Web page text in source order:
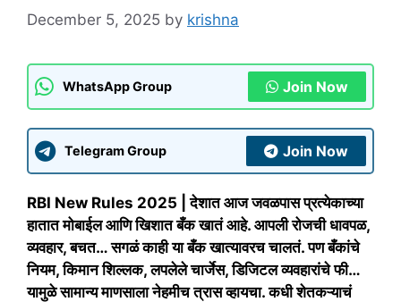
December 5, 2025 by krishna
WhatsApp Group Join Now
Telegram Group Join Now
RBI New Rules 2025 | देशात आज जवळपास प्रत्येकाच्या
हातात मोबाईल आणि खिशात बँक खातं आहे. आपली रोजची धावपळ,
व्यवहार, बचत… सगळं काही या बँक खात्यावरच चालतं. पण बँकांचे
नियम, किमान शिल्लक, लपलेले चार्जेस, डिजिटल व्यवहारांचे फी…
यामुळे सामान्य माणसाला नेहमीच त्रास व्हायचा. कधी शेतकऱ्याचं